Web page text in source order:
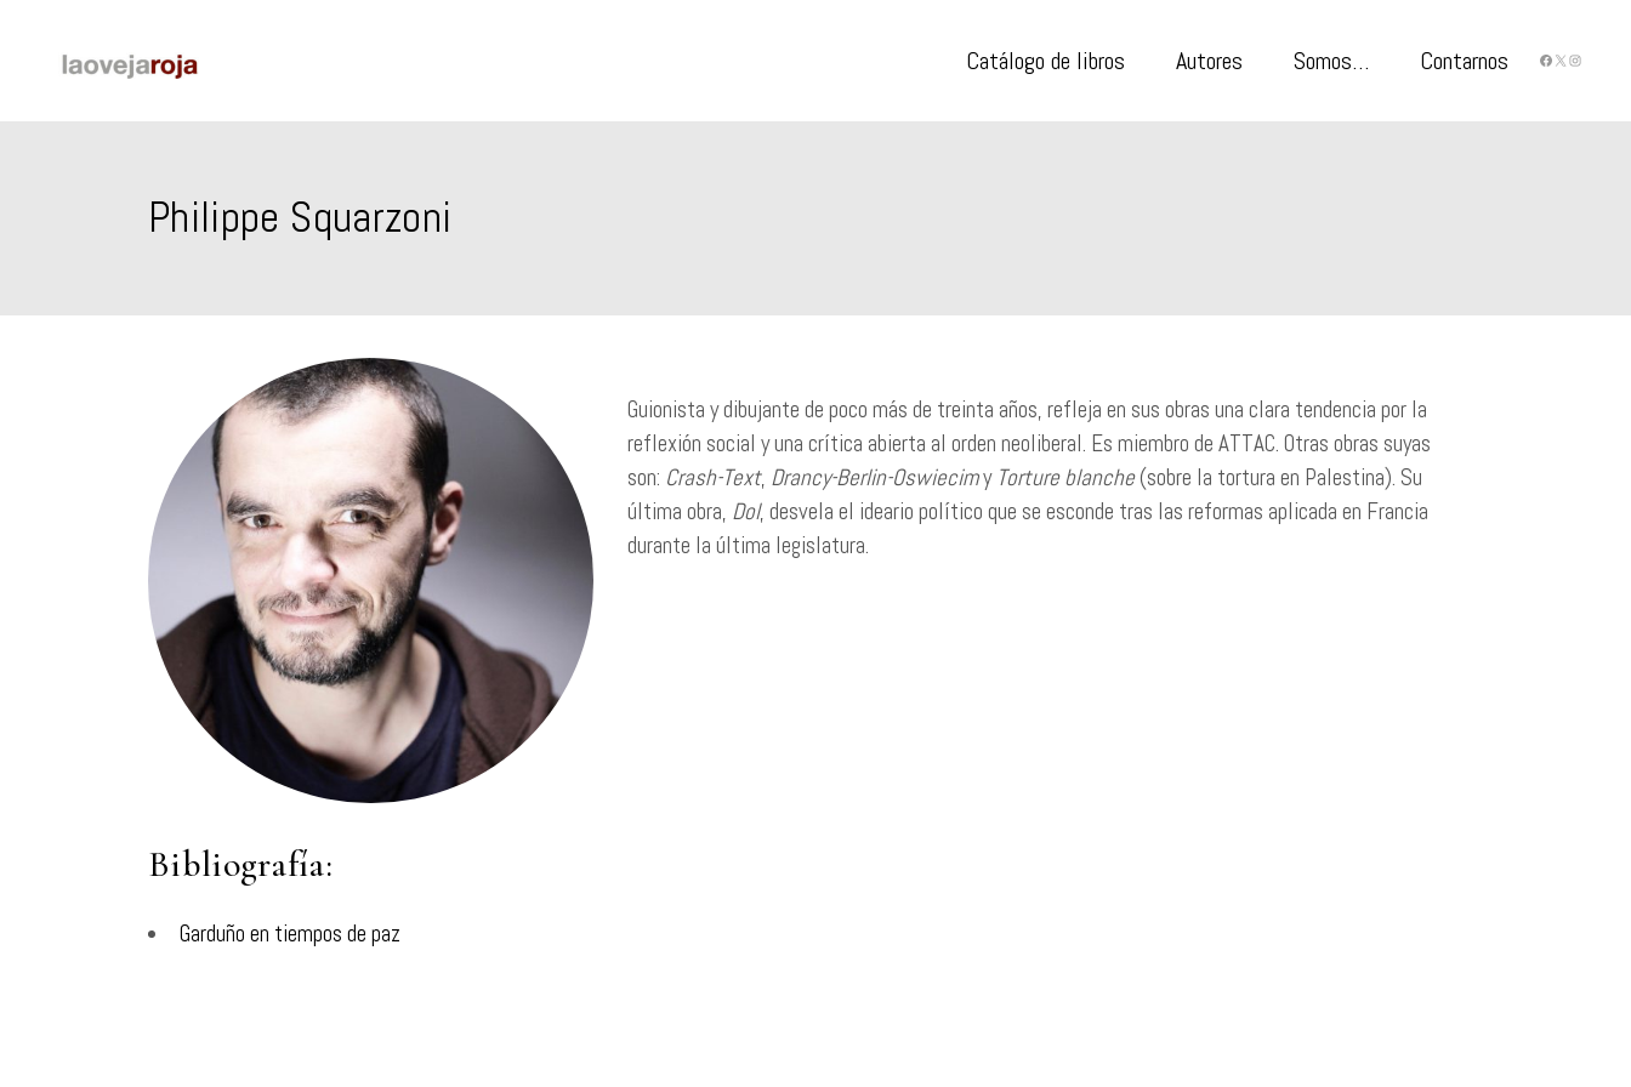
Catálogo de libros Autores Somos… Contarnos X
Philippe Squarzoni
Guionista y dibujante de poco más de treinta años, refleja en sus obras una clara tendencia por la
reflexión social y una crítica abierta al orden neoliberal. Es miembro de ATTAC. Otras obras suyas
son: Crash-Text, Drancy-Berlin-Oswiecimy Torture blanche(sobre la tortura en Palestina). Su
última obra, Dol, desvela el ideario político que se esconde tras las reformas aplicada en Francia
durante la última legislatura.
Bibliografía:
Garduño en tiempos de paz